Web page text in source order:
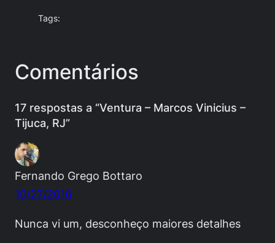
Tags:
Comentários
17 respostas a “Ventura – Marcos Vinicius –
Tijuca, RJ”
Fernando Grego Bottaro
10/27/2016
Nunca vi um, desconheço maiores detalhes